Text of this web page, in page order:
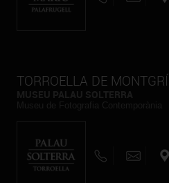
TORROELLA DE MONTGRÍ